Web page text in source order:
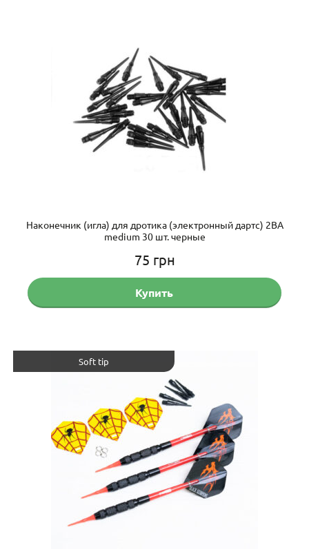
Наконечник (игла) для дротика (электронный дартс) 2BA
medium 30 шт. черные
75 грн
Купить
Soft tip